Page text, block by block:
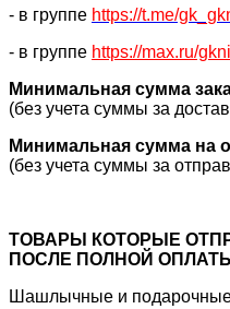
- в группе https://t.me/
- в группе https://max.ru/
Минимальная сумма
(без учета суммы за
Минимальная сумма на
(без учета суммы за
ТОВАРЫ КОТОРЫЕ
ПОСЛЕ ПОЛНОЙ
Шашлычные и